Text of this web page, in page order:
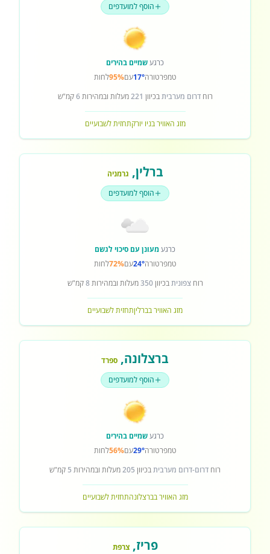
הוסף למועדפים
כרגעשמיים בהירים
טמפרטורה17°עם95%לחות
רוחדרום מערביתבכיוון 221מעלות ובמהירות6קמ"ש
מזג האוויר בניו יורקתחזית לשבועיים
ברלין, גרמניה
הוסף למועדפים
כרגעמעונן עם סיכוי לגשם
טמפרטורה24°עם72%לחות
רוחצפוניתבכיוון350מעלות ובמהירות8קמ"ש
מזג האוויר בברליןתחזית לשבועיים
ברצלונה, ספרד
הוסף למועדפים
כרגעשמיים בהירים
טמפרטורה29°עם56%לחות
רוח דרום-דרום מערביתבכיוון 205מעלות ובמהירות 5 קמ"ש
מזג האוויר בברצלונהתחזית לשבועיים
פריז,צרפת